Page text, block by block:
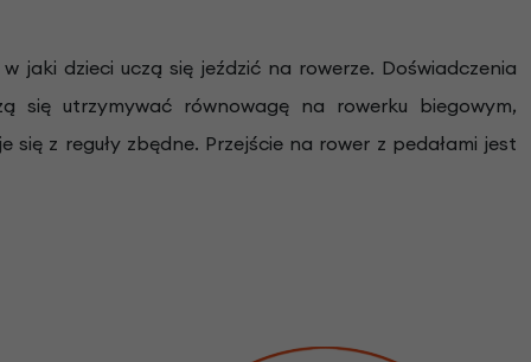
jaki dzieci uczą się jeździć na rowerze. Doświadczenia
się utrzymywać równowagę na rowerku biegowym,
z reguły zbędne. Przejście na rower z pedałami jest